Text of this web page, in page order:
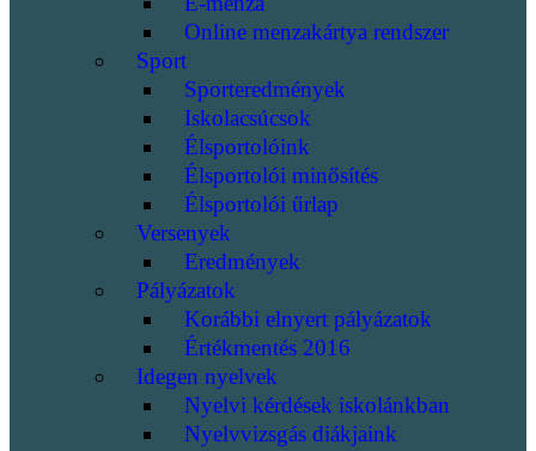
Online menzakártya rendszer
Sport
Sporteredmények
Iskolacsúcsok
Élsportolóink
Élsportolói minősítés
Élsportolói űrlap
Versenyek
Eredmények
Pályázatok
Korábbi elnyert pályázatok
Értékmentés 2016
Idegen nyelvek
Nyelvi kérdések iskolánkban
Nyelvvizsgás diákjaink